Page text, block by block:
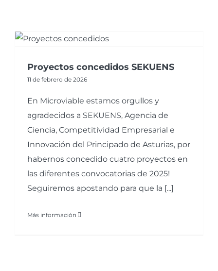
Proyectos concedidos SEKUENS
11 de febrero de 2026
En Microviable estamos orgullos y
agradecidos a SEKUENS, Agencia de
Ciencia, Competitividad Empresarial e
Innovación del Principado de Asturias, por
habernos concedido cuatro proyectos en
las diferentes convocatorias de 2025!
Seguiremos apostando para que la [...]
Más información